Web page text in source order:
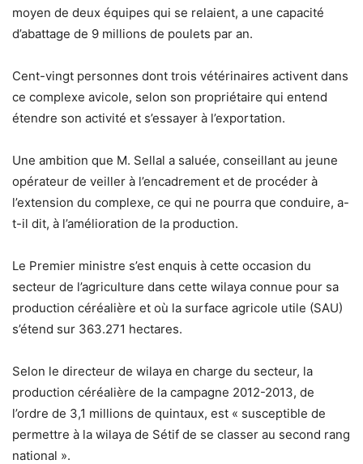
moyen de deux équipes qui se relaient, a une capacité
d’abattage de 9 millions de poulets par an.
Cent-vingt personnes dont trois vétérinaires activent dans
ce complexe avicole, selon son propriétaire qui entend
étendre son activité et s’essayer à l’exportation.
Une ambition que M. Sellal a saluée, conseillant au jeune
opérateur de veiller à l’encadrement et de procéder à
l’extension du complexe, ce qui ne pourra que conduire, a-
t-il dit, à l’amélioration de la production.
Le Premier ministre s’est enquis à cette occasion du
secteur de l’agriculture dans cette wilaya connue pour sa
production céréalière et où la surface agricole utile (SAU)
s’étend sur 363.271 hectares.
Selon le directeur de wilaya en charge du secteur, la
production céréalière de la campagne 2012-2013, de
l’ordre de 3,1 millions de quintaux, est « susceptible de
permettre à la wilaya de Sétif de se classer au second rang
national ».